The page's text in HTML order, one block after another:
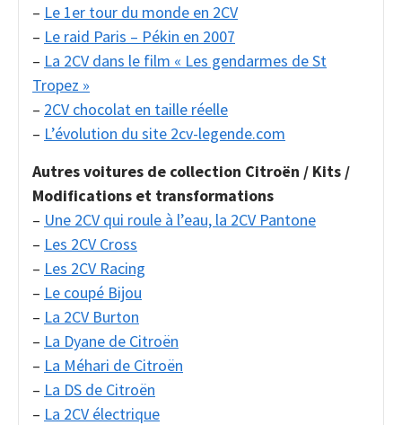
– Le 1er tour du monde en 2CV
– Le raid Paris – Pékin en 2007
– La 2CV dans le film « Les gendarmes de St
Tropez »
– 2CV chocolat en taille réelle
– L’évolution du site 2cv-legende.com
Autres voitures de collection Citroën / Kits /
Modifications et transformations
– Une 2CV qui roule à l’eau, la 2CV Pantone
– Les 2CV Cross
– Les 2CV Racing
– Le coupé Bijou
– La 2CV Burton
– La Dyane de Citroën
– La Méhari de Citroën
– La DS de Citroën
– La 2CV électrique